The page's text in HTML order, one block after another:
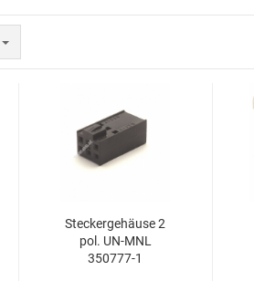
Ste­cker­ge­häu­se 2
pol. UN-​MNL
350777-​​1